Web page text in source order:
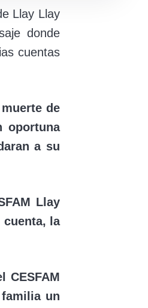
Llay Llay
donde
cuentas
de
oportuna
a su
Llay
la
CESFAM
un